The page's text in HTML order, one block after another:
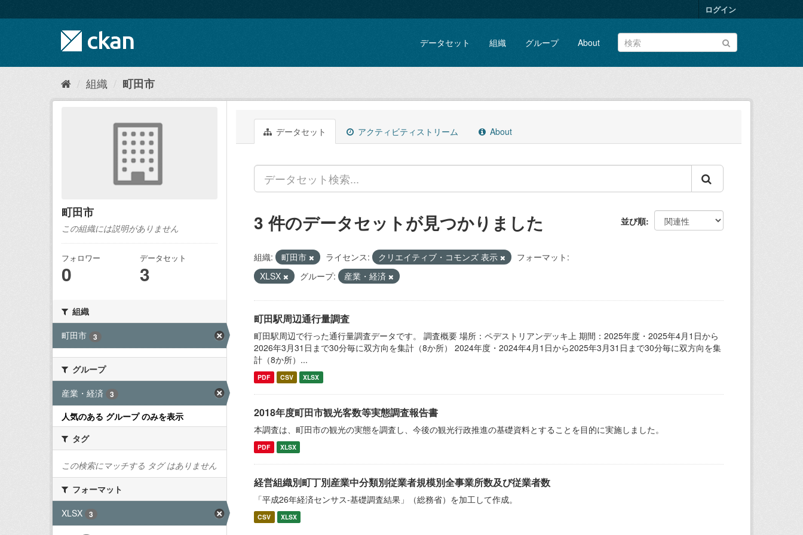
キ
て
ログイン
データセット 組織 グループ About
組織 町田市
町田市
この組織には説明がありません
フォロワー
0
データセット
3
組織
町田市
3
グループ
産業・経済
3
人気のある グループ のみを表示
タグ
この検索にマッチする タグ はありません
フォーマット
XLSX
3
データセット アクティビティストリーム About
並び順
3 件のデータセットが見つかりました
組織: 町田市 ライセンス: クリエイティブ・コモンズ 表示
フォーマット:
XLSX
グループ: 産業・経済
町田駅周辺通行量調査
町田駅周辺で行った通行量調査データです。 調査概要 場所：ペデストリアンデッキ上 期間：2025年度・2025年4月1日から
2026年3月31日まで30分毎に双方向を集計（8か所） 2024年度・2024年4月1日から2025年3月31日まで30分毎に双方向を集
計（8か所）...
PDF CSV XLSX
2018年度町田市観光客数等実態調査報告書
本調査は、町田市の観光の実態を調査し、今後の観光行政推進の基礎資料とすることを目的に実施しました。
PDF XLSX
経営組織別町丁別産業中分類別従業者規模別全事業所数及び従業者数
「平成26年経済センサス‐基礎調査結果」（総務省）を加工して作成。
CSV XLSX